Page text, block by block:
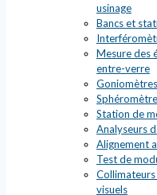
usinage
Bancs et
Mesure des
entre-verre
Station de
Analyseurs
Alignement
Test de
visuels